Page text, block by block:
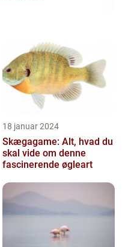
18 januar 2024
Skægagame: Alt, hvad du
skal vide om denne
fascinerende øgleart